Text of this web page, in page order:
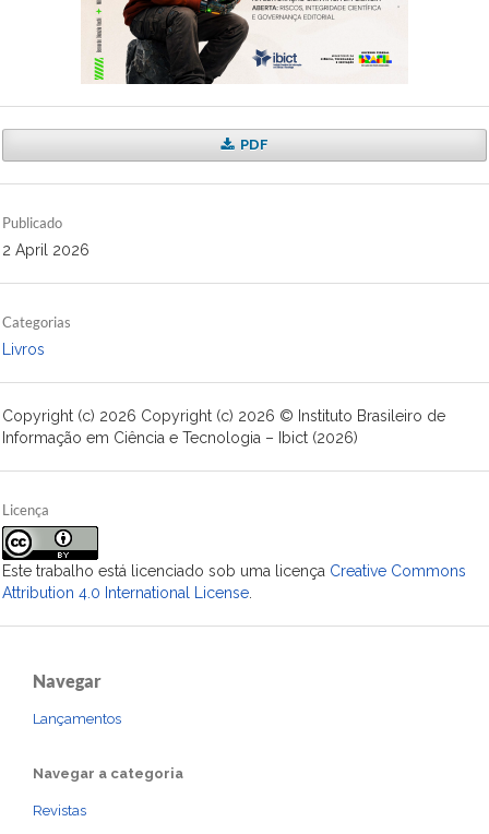
PDF
Publicado
2 April 2026
Categorias
Livros
Copyright (c) 2026 Copyright (c) 2026 © Instituto Brasileiro de
Informação em Ciência e Tecnologia – Ibict (2026)
Licença
Este trabalho está licenciado sob uma licença Creative Commons
Attribution 4.0 International License.
Navegar
Lançamentos
Navegar a categoria
Revistas